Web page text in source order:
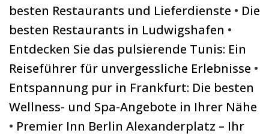
besten Restaurants und Lieferdienste • Die
besten Restaurants in Ludwigshafen •
Entdecken Sie das pulsierende Tunis: Ein
Reiseführer für unvergessliche Erlebnisse •
Entspannung pur in Frankfurt: Die besten
Wellness- und Spa-Angebote in Ihrer Nähe
• Premier Inn Berlin Alexanderplatz – Ihr